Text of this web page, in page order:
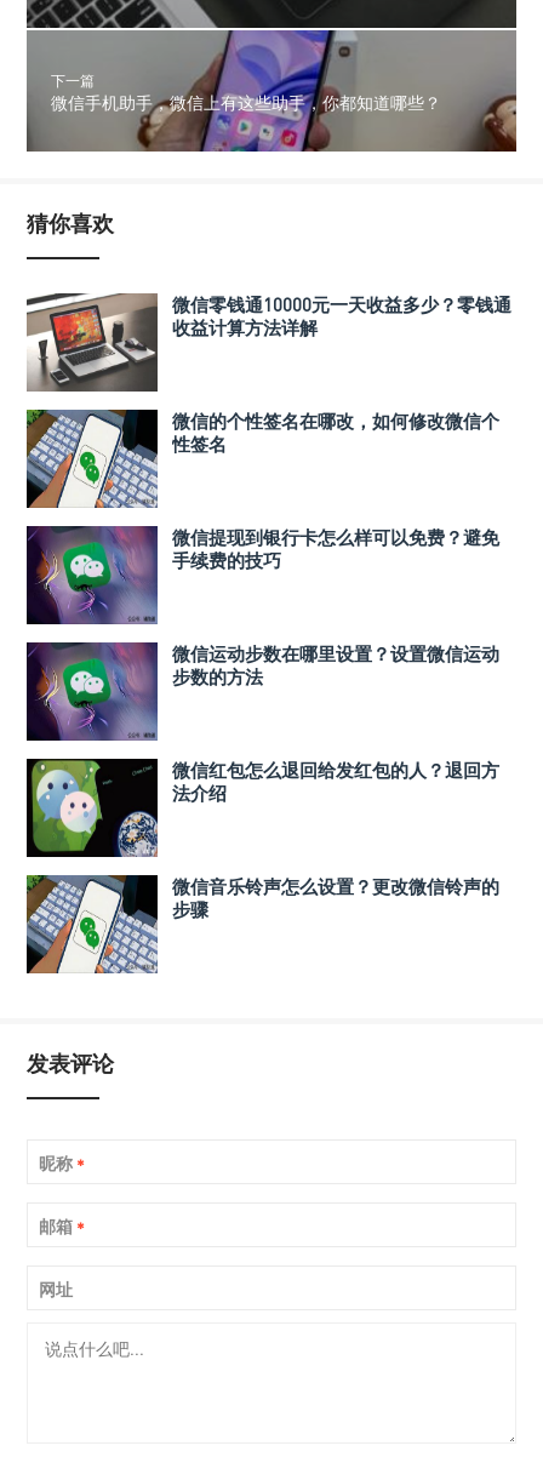
下一篇
微信手机助手，微信上有这些助手，你都知道哪些？
猜你喜欢
微信零钱通10000元一天收益多少？零钱通
收益计算方法详解
微信的个性签名在哪改，如何修改微信个
性签名
微信提现到银行卡怎么样可以免费？避免
手续费的技巧
微信运动步数在哪里设置？设置微信运动
步数的方法
微信红包怎么退回给发红包的人？退回方
法介绍
微信音乐铃声怎么设置？更改微信铃声的
步骤
发表评论
昵称 *
邮箱 *
网址